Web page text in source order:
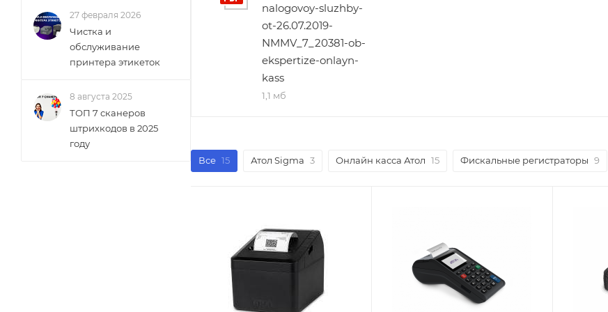
nalogovoy-sluzhby-
ot-26.07.2019-
NMMV_7_20381-ob-
ekspertize-onlayn-
kass
1,1 мб
Все 15 Атол Sigma 3 Онлайн касса Атол 15 Фискальные регистраторы 9
27 февраля 2026
Чистка и
обслуживание
принтера этикеток
8 августа 2025
ТОП 7 сканеров
штрихкодов в 2025
году